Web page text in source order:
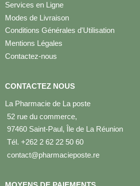
Services en Ligne
Modes de Livraison
Conditions Générales d'Utilisation
Mentions Légales
Contactez-nous
CONTACTEZ NOUS
La Pharmacie de La poste
52 rue du commerce,
97460 Saint-Paul, Île de La Réunion
Tél. +262 2 62 22 50 60
contact@pharmacieposte.re